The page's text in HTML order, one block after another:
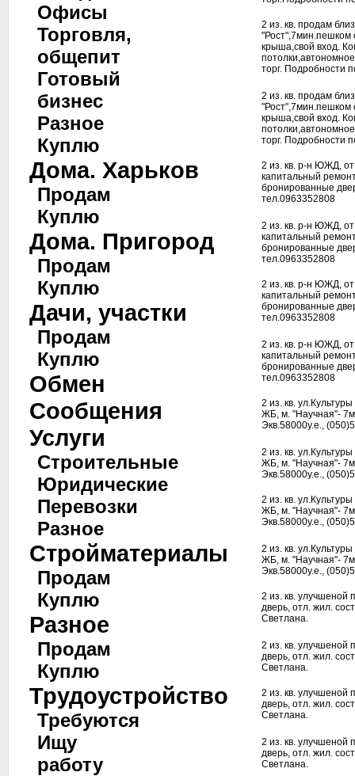
Офисы
Торговля,
общепит
Готовый
бизнес
Разное
Куплю
Дома. Харьков
Продам
Куплю
Дома. Пригород
Продам
Куплю
Дачи, участки
Продам
Куплю
Обмен
Сообщения
Услуги
Строительные
Юридические
Перевозки
Разное
Стройматериалы
Продам
Куплю
Разное
Продам
Куплю
Трудоустройство
Требуются
Ищу
работу
2 из. кв. продам
крыша,свой вход.
торг. Подробности
2 из. кв. продам
крыша,свой вход.
торг. Подробности
2 из. кв. р-н ЮЖД,
капитальный
бронированные
тел.0963352808
2 из. кв. р-н ЮЖД,
капитальный
бронированные
тел.0963352808
2 из. кв. р-н ЮЖД,
капитальный
бронированные
тел.0963352808
2 из. кв. р-н ЮЖД,
капитальный
бронированные
тел.0963352808
2 из. кв.
ЖБ, м. "Научная"-
Экв.58000у.е.,
2 из. кв.
ЖБ, м. "Научная"-
Экв.58000у.е.,
2 из. кв.
ЖБ, м. "Научная"-
Экв.58000у.е.,
2 из. кв.
ЖБ, м. "Научная"-
Экв.58000у.е.,
2 из. кв. улучшеной
дверь, отл. жил.
Светлана.
2 из. кв. улучшеной
дверь, отл. жил.
Светлана.
2 из. кв. улучшеной
дверь, отл. жил.
Светлана.
2 из. кв. улучшеной
дверь, отл. жил.
Светлана.